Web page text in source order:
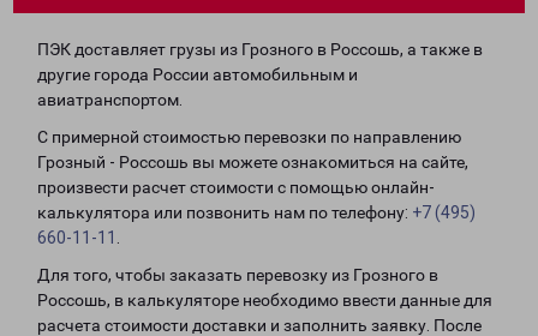
ПЭК доставляет грузы из Грозного в Россошь, а также в
другие города России автомобильным и
авиатранспортом.
С примерной стоимостью перевозки по направлению
Грозный - Россошь вы можете ознакомиться на сайте,
произвести расчет стоимости с помощью онлайн-
калькулятора или позвонить нам по телефону: +7 (495)
660-11-11
Для того, чтобы заказать перевозку из Грозного в
Россошь, в калькуляторе необходимо ввести данные для
расчета стоимости доставки и заполнить заявку. После